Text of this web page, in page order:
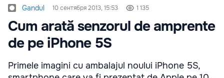
Gandul 10 сентября 2013, 15:53 1 135
Cum arată senzorul de amprente
de pe iPhone 5S
Primele imagini cu ambalajul noului iPhone 5S,